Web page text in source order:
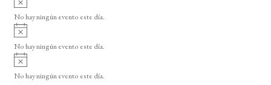
s
o
v
i
o
No hay ningún evento este día.
A
v
i
o
No hay ningún evento este día.
A
v
i
No hay ningún evento este día.